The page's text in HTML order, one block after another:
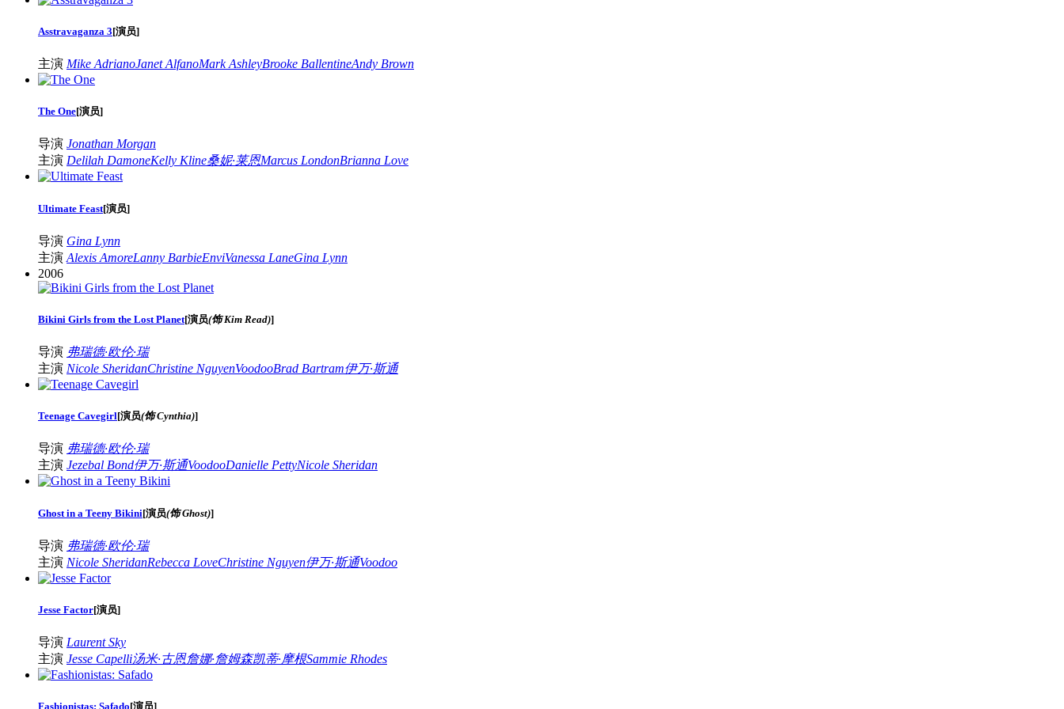
Asstravaganza 3[演员]
主演 Mike AdrianoJanet AlfanoMark AshleyBrooke BallentineAndy Brown
The One[演员]
导演 Jonathan Morgan
主演 Delilah DamoneKelly Kline桑妮·莱恩Marcus LondonBrianna Love
Ultimate Feast[演员]
导演 Gina Lynn
主演 Alexis AmoreLanny BarbieEnviVanessa LaneGina Lynn
2006
Bikini Girls from the Lost Planet[演员(饰 Kim Read)]
导演 弗瑞德·欧伦·瑞
主演 Nicole SheridanChristine NguyenVoodooBrad Bartram伊万·斯通
Teenage Cavegirl[演员(饰 Cynthia)]
导演 弗瑞德·欧伦·瑞
主演 Jezebal Bond伊万·斯通VoodooDanielle PettyNicole Sheridan
Ghost in a Teeny Bikini[演员(饰 Ghost)]
导演 弗瑞德·欧伦·瑞
主演 Nicole SheridanRebecca LoveChristine Nguyen伊万·斯通Voodoo
Jesse Factor[演员]
导演 Laurent Sky
主演 Jesse Capelli汤米·古恩詹娜·詹姆森凯蒂·摩根Sammie Rhodes
Fashionistas: Safado[演员]